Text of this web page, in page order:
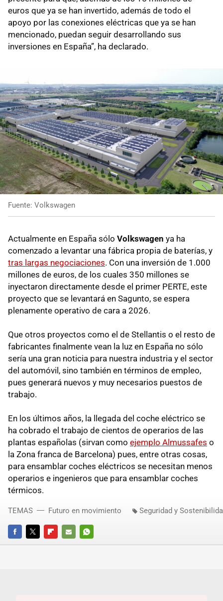
euros que ya se han invertido, además de todo el
apoyo por las conexiones eléctricas que ya se han
mencionado, puedan seguir desarrollando sus
inversiones en España”, ha declarado.
Fuente: Volkswagen
Actualmente en España sólo Volkswagen ya ha
comenzado a levantar una fábrica propia de baterías, y
tras largas negociaciones. Con una inversión de 1.000
millones de euros, de los cuales 350 millones se
inyectaron directamente desde el primer PERTE, este
proyecto que se levantará en Sagunto, se espera
plenamente operativo de cara a 2026.
Que otros proyectos como el de Stellantis o el resto de
fabricantes finalmente vean la luz en España no sólo
sería una gran noticia para nuestra industria y el sector
del automóvil, sino también en términos de empleo,
pues generará nuevos y muy necesarios puestos de
trabajo.
En los últimos años, la llegada del coche eléctrico se
ha cobrado el trabajo de cientos de operarios de las
plantas españolas (sirvan como ejemplo Almussafes o
la Zona franca de Barcelona) pues, entre otras cosas,
para ensamblar coches eléctricos se necesitan menos
operarios e ingenieros que para ensamblar coches
térmicos.
FACEBOOKTWITTERFLIPBOARD
E-
WHATSAPP
TEMAS Futuro en movimiento Seguridad y